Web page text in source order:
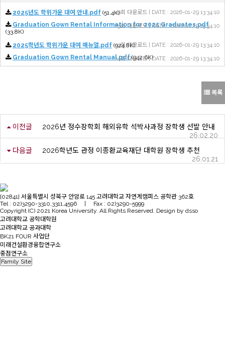
2025년도 학위가운 대여 안내.pdf (51.4K)49회 다운로드 | DATE : 2026-01-29 13:34:10
Graduation Gown Rental Information for 2025 Graduates.pdf
(33.8K)
25회 다운로드 | DATE : 2026-01-29 13:34:10
2025학년도 학위가운 대여 매뉴얼.pdf (924.8K)
43회 다운로드 | DATE : 2026-01-29 13:34:10
Graduation Gown Rental Manual.pdf(942.6K)
24회 다운로드 | DATE : 2026-01-29 13:34:10
목록
이전글
2026년 정수장학회 해외유학 석박사과정 장학생 선발 안내
26.02.20
다음글
2026학년도 관정 이종환교육재단 대학원 장학생 추천
26.01.21
[02841] 서울특별시 성북구 안암로 145 고려대학교 자연계캠퍼스 공학관 362호
Tel : 02)3290-3310,3311,4596 | Fax : 02)3290-5999
Copyright (C) 2021 Korea University. All Rights Reserved. Design by dsso
고려대학교 공학대학원
고려대학교 공과대학
BK21 FOUR 사업단
미래건설환경융합연구소
중점연구소
Family Site